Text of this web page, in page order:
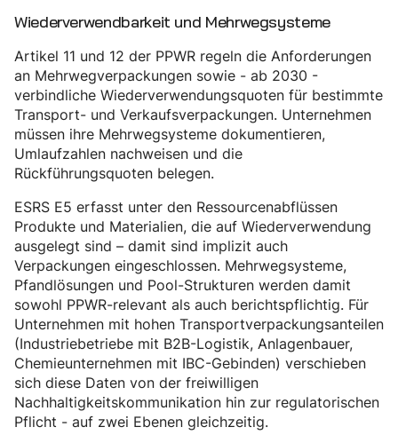
Wiederverwendbarkeit und Mehrwegsysteme
Artikel 11 und 12 der PPWR regeln die Anforderungen
an Mehrwegverpackungen sowie - ab 2030 -
verbindliche Wiederverwendungsquoten für bestimmte
Transport- und Verkaufsverpackungen. Unternehmen
müssen ihre Mehrwegsysteme dokumentieren,
Umlaufzahlen nachweisen und die
Rückführungsquoten belegen.
ESRS E5 erfasst unter den Ressourcenabflüssen
Produkte und Materialien, die auf Wiederverwendung
ausgelegt sind – damit sind implizit auch
Verpackungen eingeschlossen. Mehrwegsysteme,
Pfandlösungen und Pool-Strukturen werden damit
sowohl PPWR-relevant als auch berichtspflichtig. Für
Unternehmen mit hohen Transportverpackungsanteilen
(Industriebetriebe mit B2B-Logistik, Anlagenbauer,
Chemieunternehmen mit IBC-Gebinden) verschieben
sich diese Daten von der freiwilligen
Nachhaltigkeitskommunikation hin zur regulatorischen
Pflicht - auf zwei Ebenen gleichzeitig.